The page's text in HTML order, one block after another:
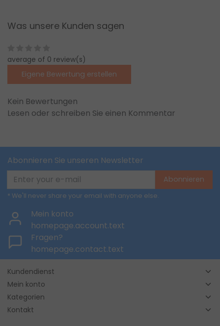
Was unsere Kunden sagen
average of 0 review(s)
Eigene Bewertung erstellen
Kein Bewertungen
Lesen oder schreiben Sie einen Kommentar
Abonnieren Sie unseren Newsletter
Abonnieren
* We'll never share your email with anyone else.
Mein konto
homepage.account.text
Fragen?
homepage.contact.text
Kundendienst
Mein konto
Kategorien
Kontakt